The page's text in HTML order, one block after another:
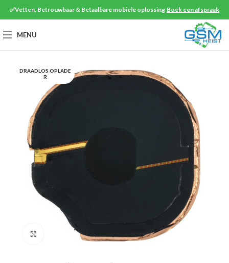
✅Vetten, Betrouwbaar & Betaalbare mobiele oplossing Boek een afspraak
MENU
DRAADLOS OPLADE
R
Klik om te vergroten